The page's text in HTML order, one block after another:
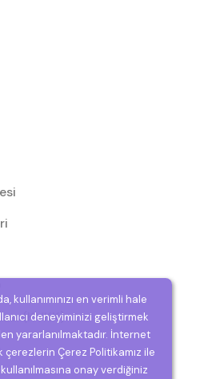
(KVKK)
kullanımınızı en verimli hale
deneyiminizi geliştirmek
yararlanılmaktadır. İnternet
çerezlerin Çerez Politikamız ile
onay verdiğiniz